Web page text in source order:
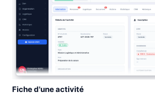
Fiche d'une activité